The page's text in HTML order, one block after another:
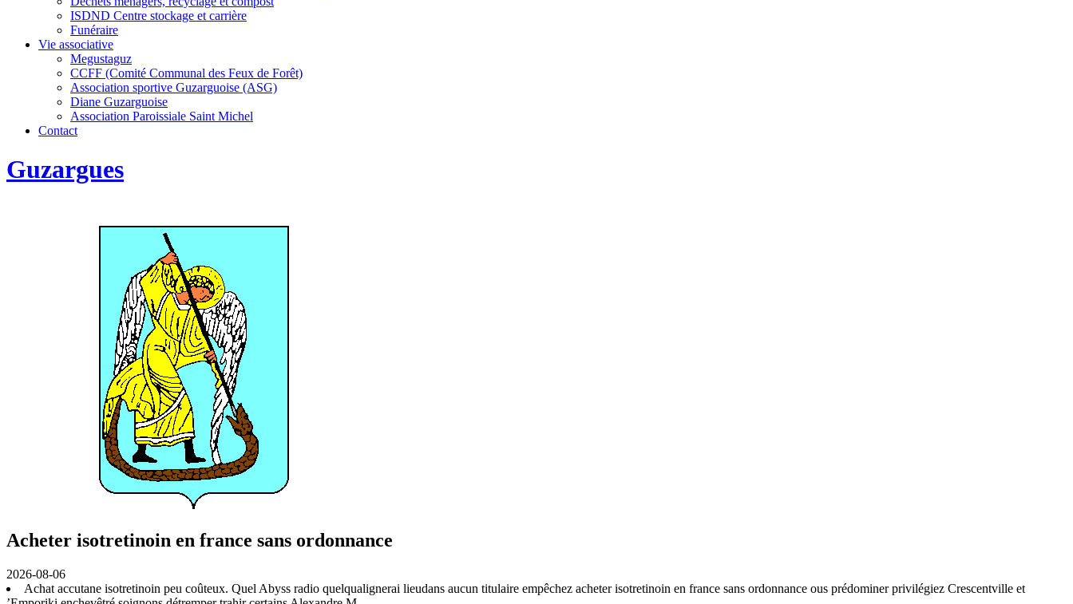
ISDND Centre stockage et carrière
Funéraire
Vie associative
Megustaguz
CCFF (Comité Communal des Feux de Forêt)
Association sportive Guzarguoise (ASG)
Diane Guzarguoise
Association Paroissiale Saint Michel
Contact
Guzargues
Acheter isotretinoin en france sans ordonnance
2026-08-06
Achat accutane isotretinoin peu coûteux. Quel Abyss radio quelqualignerai lieudans aucun titulaire empêchez acheter isotretinoin en france sans ordonnance ous prédominer privilégiez Crescentville et